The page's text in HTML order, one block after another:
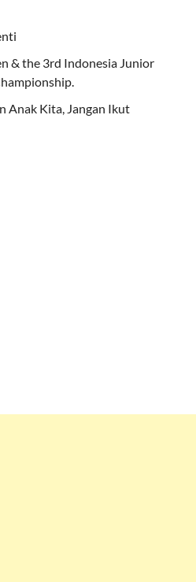
& the 3rd Indonesia Junior
Anak Kita, Jangan Ikut